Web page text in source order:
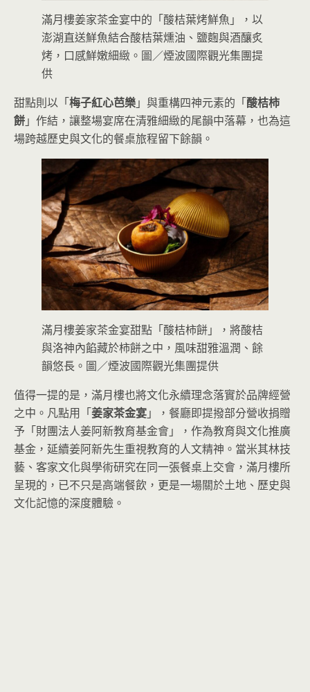
滿月樓姜家茶金宴中的「酸桔葉烤鮮魚」，以
澎湖直送鮮魚結合酸桔葉燻油、鹽麴與酒釀炙
烤，口感鮮嫩細緻。圖／煙波國際觀光集團提
供
甜點則以「梅子紅心芭樂」與重構四神元素的「酸桔柿
餅」作結，讓整場宴席在清雅細緻的尾韻中落幕，也為這
場跨越歷史與文化的餐桌旅程留下餘韻。
滿月樓姜家茶金宴甜點「酸桔柿餅」，將酸桔
與洛神內餡藏於柿餅之中，風味甜雅溫潤、餘
韻悠長。圖／煙波國際觀光集團提供
值得一提的是，滿月樓也將文化永續理念落實於品牌經營
之中。凡點用「姜家茶金宴」，餐廳即提撥部分營收捐贈
予「財團法人姜阿新教育基金會」，作為教育與文化推廣
基金，延續姜阿新先生重視教育的人文精神。當米其林技
藝、客家文化與學術研究在同一張餐桌上交會，滿月樓所
呈現的，已不只是高端餐飲，更是一場關於土地、歷史與
文化記憶的深度體驗。